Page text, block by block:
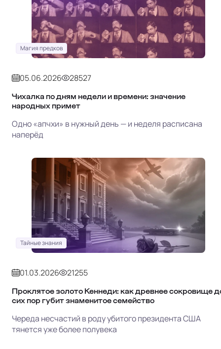
Магия предков
05.06.2026 28527
Чихалка по дням недели и времени: значение
народных примет
Одно «апчхи» в нужный день — и неделя расписана
наперёд
Тайные знания
01.03.2026 21255
Проклятое золото Кеннеди: как древнее сокровище
сих пор губит знаменитое семейство
Череда несчастий в роду убитого президента США
тянется уже более полувека